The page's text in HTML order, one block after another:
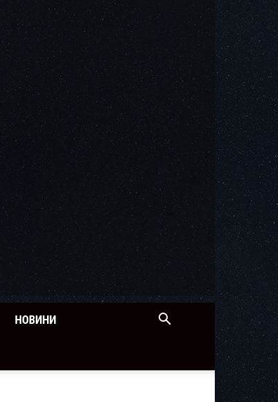
НОВИНИ